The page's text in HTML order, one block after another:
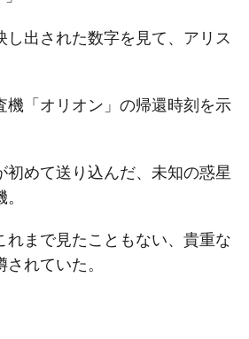
し出された数字を見て、アリス
機「オリオン」の帰還時刻を示
初めて送り込んだ、未知の惑星
れまで見たこともない、貴重な
れていた。